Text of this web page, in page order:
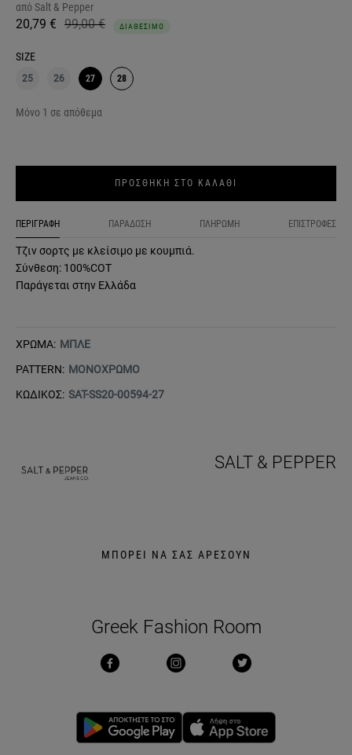
απόSalt & Pepper
20,79 € 99,00 € ΔΙΑΘΕΣΙΜΟ
SIZE
25 26 27 28
Μόνο 1 σε απόθεμα
ΠΡΟΣΘΗΚΗ ΣΤΟ ΚΑΛΑΘΙ
ΠΕΡΙΓΡΑΦΗ ΠΑΡΑΔΟΣΗ ΠΛΗΡΩΜΗ ΕΠΙΣΤΡΟΦΕΣ
Τζιν σορτς με κλείσιμο με κουμπιά.
Σύνθεση: 100%COT
Παράγεται στην Ελλάδα
ΧΡΩΜΑ: ΜΠΛΕ
PATTERN: ΜΟΝΟΧΡΩΜΟ
ΚΩΔΙΚΟΣ: SAT-SS20-00594-27
SALT & PEPPER
ΜΠΟΡΕΙ ΝΑ ΣΑΣ ΑΡΕΣΟΥΝ
Greek Fashion Room